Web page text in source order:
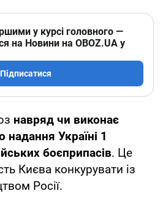
у курсі головного —
на Новини на OBOZ.UA у
Підписатися
навряд чи виконає
Україні 1
боєприпасів. Це
Києва конкурувати із
Росії.